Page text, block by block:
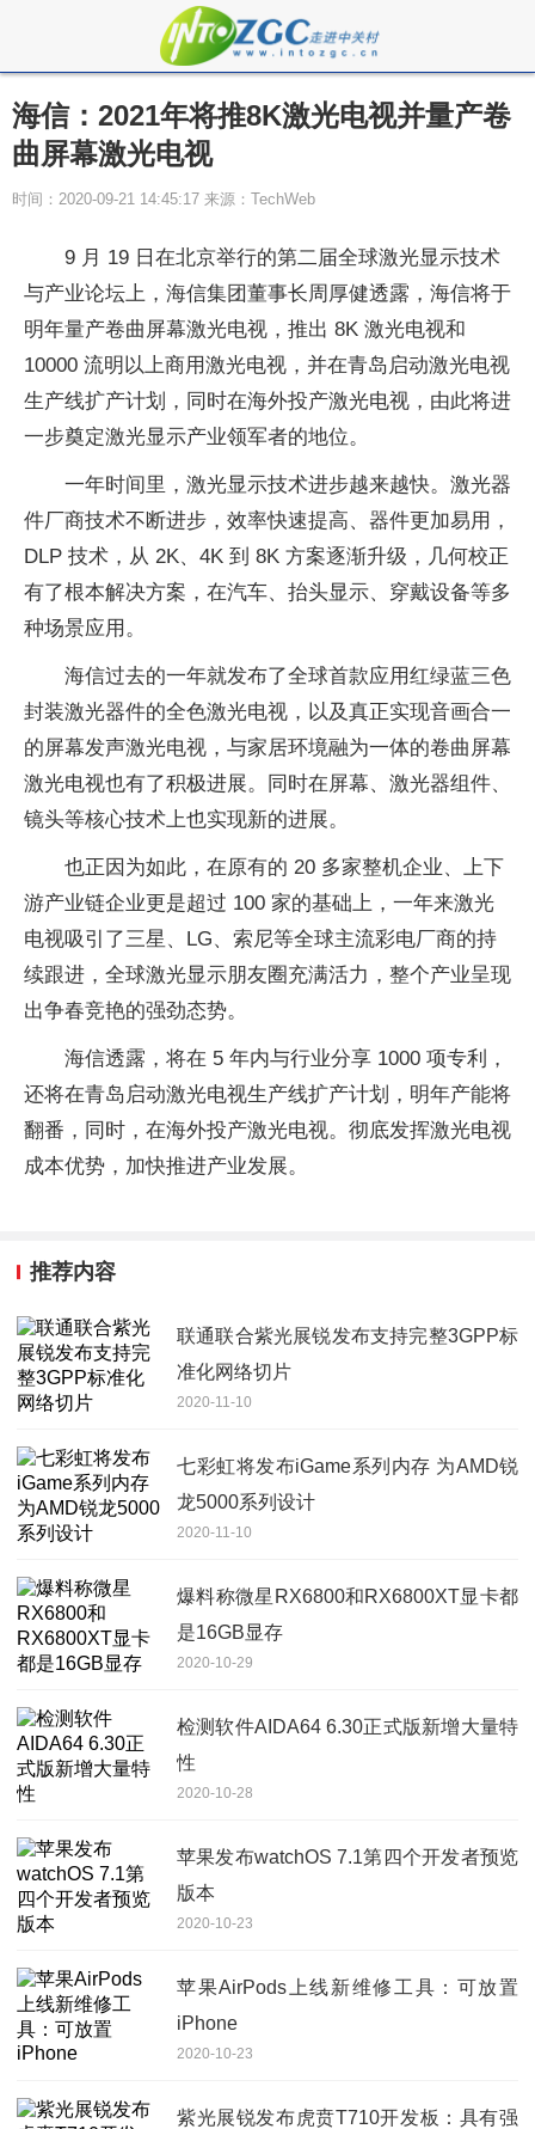
海信：2021年将推8K激光电视并量产卷
曲屏幕激光电视
时间：2020-09-21 14:45:17 来源：TechWeb
9 月 19 日在北京举行的第二届全球激光显示技术
与产业论坛上，海信集团董事长周厚健透露，海信将于
明年量产卷曲屏幕激光电视，推出 8K 激光电视和
10000 流明以上商用激光电视，并在青岛启动激光电视
生产线扩产计划，同时在海外投产激光电视，由此将进
一步奠定激光显示产业领军者的地位。
一年时间里，激光显示技术进步越来越快。激光器
件厂商技术不断进步，效率快速提高、器件更加易用，
DLP 技术，从 2K、4K 到 8K 方案逐渐升级，几何校正
有了根本解决方案，在汽车、抬头显示、穿戴设备等多
种场景应用。
海信过去的一年就发布了全球首款应用红绿蓝三色
封装激光器件的全色激光电视，以及真正实现音画合一
的屏幕发声激光电视，与家居环境融为一体的卷曲屏幕
激光电视也有了积极进展。同时在屏幕、激光器组件、
镜头等核心技术上也实现新的进展。
也正因为如此，在原有的 20 多家整机企业、上下
游产业链企业更是超过 100 家的基础上，一年来激光
电视吸引了三星、LG、索尼等全球主流彩电厂商的持
续跟进，全球激光显示朋友圈充满活力，整个产业呈现
出争春竞艳的强劲态势。
海信透露，将在 5 年内与行业分享 1000 项专利，
还将在青岛启动激光电视生产线扩产计划，明年产能将
翻番，同时，在海外投产激光电视。彻底发挥激光电视
成本优势，加快推进产业发展。
推荐内容
联通联合紫光展锐发布支持完整3GPP标
准化网络切片
2020-11-10
七彩虹将发布iGame系列内存 为AMD锐
龙5000系列设计
2020-11-10
爆料称微星RX6800和RX6800XT显卡都
是16GB显存
2020-10-29
检测软件AIDA64 6.30正式版新增大量特
性
2020-10-28
苹果发布watchOS 7.1第四个开发者预览
版本
2020-10-23
苹果AirPods上线新维修工具：可放置
iPhone
2020-10-23
紫光展锐发布虎贲T710开发板：具有强